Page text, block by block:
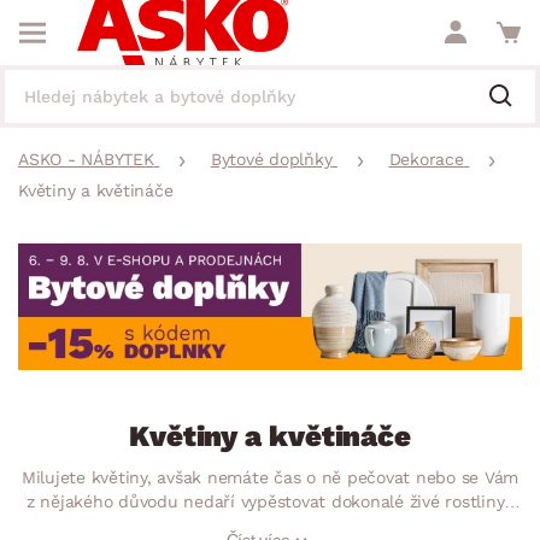
ASKO - NÁBYTEK Bytové doplňky
Dekorace
Květiny a květináče
Květiny a květináče
Milujete květiny, avšak nemáte čas o ně pečovat nebo se Vám
z nějakého důvodu nedaří vypěstovat dokonalé živé rostliny?